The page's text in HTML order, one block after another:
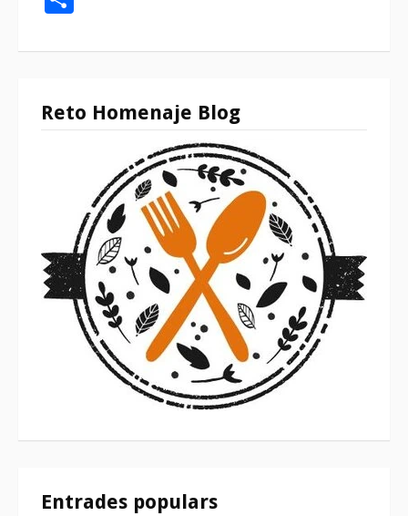
Reto Homenaje Blog
Entrades populars